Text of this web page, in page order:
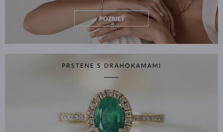
POZRIEŤ
PRSTENE S DRAHOKAMAMI